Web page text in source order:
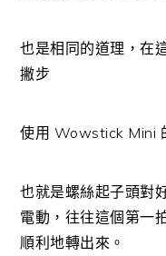
也是相同的道理，在
撇步
使用 Wowstick Mini
也就是螺絲起子頭對
電動，往往這個第一
順利地轉出來。